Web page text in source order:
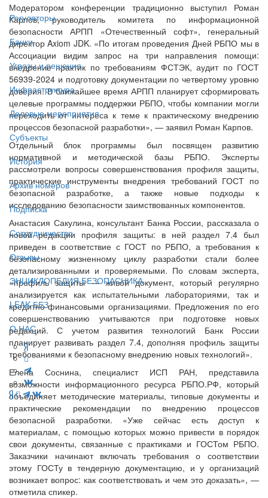
Регуляторы
Банки
Угрозы и решения
Инфраструктура
Деловые мероприятия
Субъекты
История
Архив номеров
Подписка
Сотрудничество
Отзывы
ЭНЦИКЛОПЕДИЯ БЕЗОПАСНИКА
LEAK-БЕЗ
О НАС
Модератором конференции традиционно выступил Роман
Карпов, руководитель комитета по информационной
безопасности АРПП «Отечественный софт», генеральный
директор Axiom JDK. «По итогам проведения Дней РБПО мы в
Ассоциации видим запрос на три направления помощи:
внедрение практик по требованиям ФСТЭК, аудит по ГОСТ
56939-2024 и подготовку документации по четвертому уровню
доверия. В ближайшее время АРПП планирует сформировать
целевые программы поддержки РБПО, чтобы компании могли
переходить от интереса к теме к практическому внедрению
процессов безопасной разработки», — заявил Роман Карпов.
Отдельный блок программы был посвящен развитию
нормативной и методической базы РБПО. Эксперты
рассмотрели вопросы совершенствования профиля защиты,
практические инструменты внедрения требований ГОСТ по
безопасной разработке, а также новые подходы к
исследованию безопасности заимствованных компонентов.
Анастасия Сакулина, консультант Банка России, рассказала о
новой редакции профиля защиты: в ней раздел 7.4 был
приведен в соответствие с ГОСТ по РБПО, а требования к
безопасному жизненному циклу разработки стали более
детализированными и проверяемыми. По словам эксперта,
«профиль защиты — живой документ, который регулярно
анализируется как испытательными лабораториями, так и
кредитно-финансовыми организациями. Предложения по его
совершенствованию учитываются при подготовке новых
редакций. С учетом развития технологий Банк России
планирует развивать раздел 7.4, дополняя профиль защиты
требованиями к безопасному внедрению новых технологий».
Елена Соснина, специалист ИСП РАН, представила
возможности информационного ресурса РБПО.РФ, который
объединяет методические материалы, типовые документы и
практические рекомендации по внедрению процессов
безопасной разработки. «Уже сейчас есть доступ к
материалам, с помощью которых можно привести в порядок
свои документы, связанные с практиками и ГОСТом РБПО.
Заказчики начинают включать требования о соответствии
этому ГОСТу в тендерную документацию, и у организаций
возникает вопрос: как соответствовать и чем это доказать», —
отметила спикер.